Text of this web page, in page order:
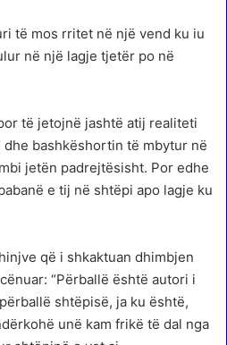
të mos rritet në një vend ku iu
në një lagje tjetër po në
të jetojnë jashtë atij realiteti
dhe bashkëshortin të mbytur në
jetën padrejtësisht. Por edhe
e tij në shtëpi apo lagje ku
që i shkaktuan dhimbjen
“Përballë është autori i
shtëpisë, ja ku është,
unë kam frikë të dal nga